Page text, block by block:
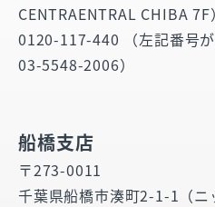
CENTRAENTRAL CHIBA 7F）
0120-117-440 （左記番号
03-5548-2006）
船橋支店
〒273-0011
千葉県船橋市湊町2-1-1（ニ